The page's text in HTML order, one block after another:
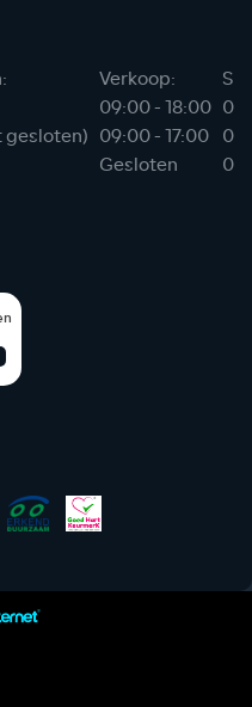
Verkoop:
09:00 - 18:00
gesloten) 09:00 - 17:00
Gesloten